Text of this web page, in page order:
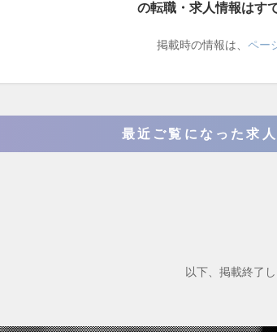
の転職・求人情報はす
掲載時の情報は、 ペー
最近ご覧になった求
以下、掲載終了